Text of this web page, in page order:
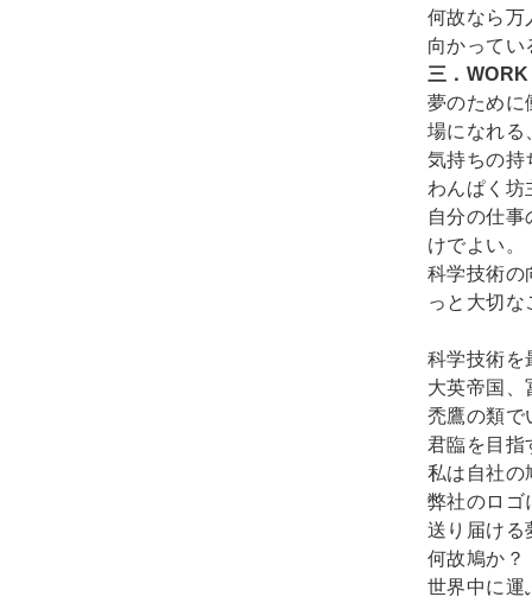
何故なら万
向かってい
三．
夢のために
場になれる
気持ちの持
わんぱく坊
自分の仕
けでよい。
科学技術の
っと大切
科学技術を
大英帝国、
禿鷹の類で
君臨を目指
私は自社の
弊社のロゴ
送り届ける
何故鳩か
世界中に運